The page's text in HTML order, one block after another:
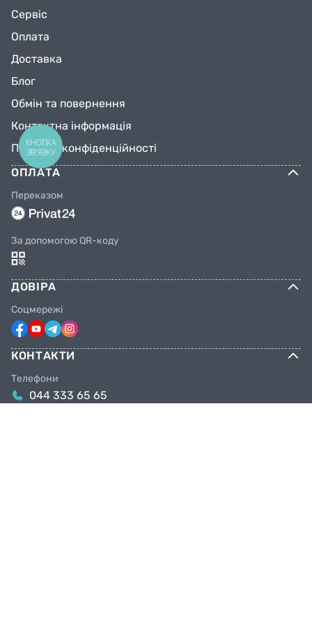
Сервіс
Оплата
Доставка
Блог
Обмін та повернення
Контактна інформація
Політика конфіденційності
ОПЛАТА
Переказом
За допомогою QR-коду
ДОВІРА
Соцмережі
КОНТАКТИ
Телефони
044 333 65 65
КНОПКА
ЗВ'ЯЗКУ